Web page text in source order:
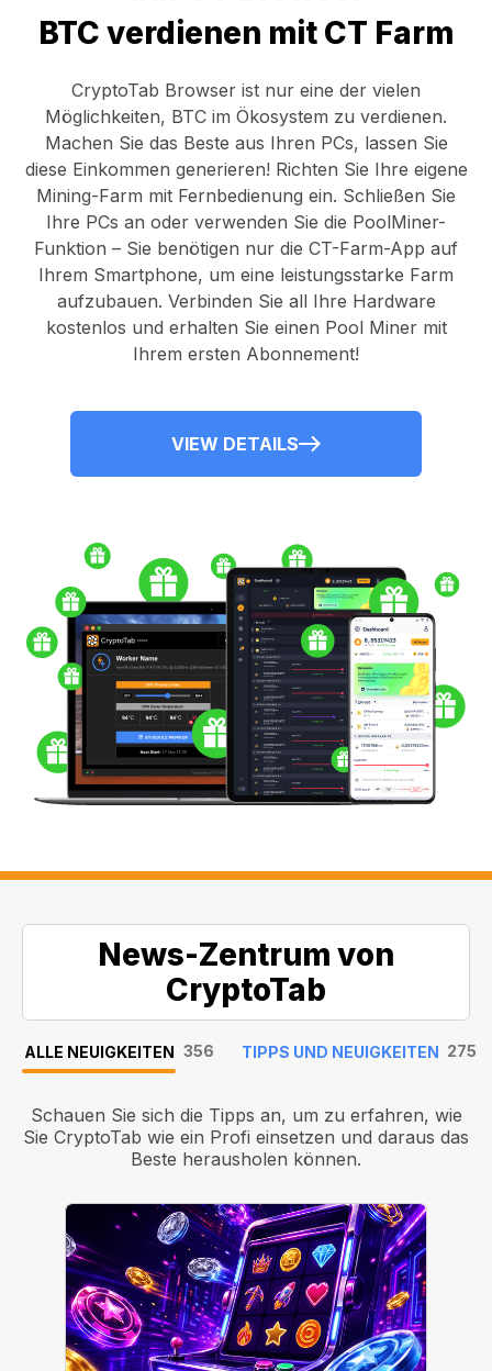
BTC verdienen mit CT Farm
CryptoTab Browser ist nur eine der vielen
Möglichkeiten, BTC im Ökosystem zu verdienen.
Machen Sie das Beste aus Ihren PCs, lassen Sie
diese Einkommen generieren! Richten Sie Ihre eigene
Mining-Farm mit Fernbedienung ein. Schließen Sie
Ihre PCs an oder verwenden Sie die PoolMiner-
Funktion – Sie benötigen nur die CT-Farm-App auf
Ihrem Smartphone, um eine leistungsstarke Farm
aufzubauen. Verbinden Sie all Ihre Hardware
kostenlos und erhalten Sie einen Pool Minermit
Ihrem ersten Abonnement!
VIEW DETAILS